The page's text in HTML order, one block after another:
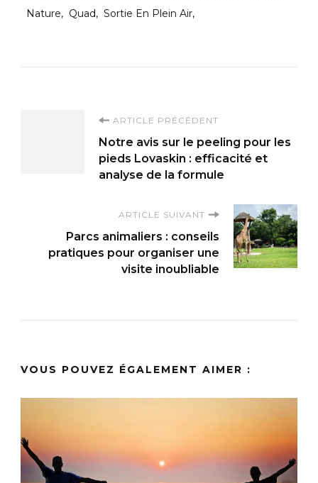
Nature
Quad Sortie En Plein Air
Navigation
d'article
ARTICLE PRÉCÉDENT
Notre avis sur le peeling pour les
pieds Lovaskin : efficacité et
analyse de la formule
ARTICLE SUIVANT
Parcs animaliers : conseils
pratiques pour organiser une
visite inoubliable
VOUS POUVEZ ÉGALEMENT AIMER :